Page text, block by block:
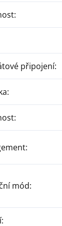
:
připojení:
:
:
:
mód:
: